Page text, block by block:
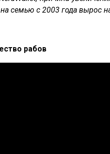
семью с 2003 года вырос
рабов